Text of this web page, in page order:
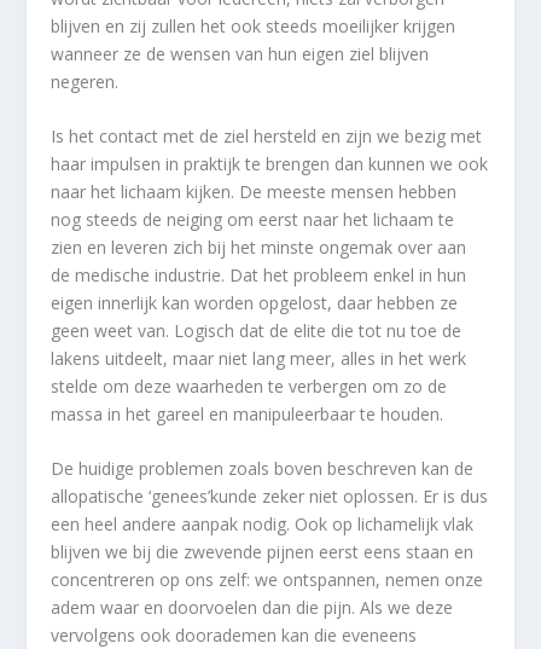
blijven en zij zullen het ook steeds moeilijker krijgen
wanneer ze de wensen van hun eigen ziel blijven
negeren.
Is het contact met de ziel hersteld en zijn we bezig met
haar impulsen in praktijk te brengen dan kunnen we ook
naar het lichaam kijken. De meeste mensen hebben
nog steeds de neiging om eerst naar het lichaam te
zien en leveren zich bij het minste ongemak over aan
de medische industrie. Dat het probleem enkel in hun
eigen innerlijk kan worden opgelost, daar hebben ze
geen weet van. Logisch dat de elite die tot nu toe de
lakens uitdeelt, maar niet lang meer, alles in het werk
stelde om deze waarheden te verbergen om zo de
massa in het gareel en manipuleerbaar te houden.
De huidige problemen zoals boven beschreven kan de
allopatische ‘genees’kunde zeker niet oplossen. Er is dus
een heel andere aanpak nodig. Ook op lichamelijk vlak
blijven we bij die zwevende pijnen eerst eens staan en
concentreren op ons zelf: we ontspannen, nemen onze
adem waar en doorvoelen dan die pijn. Als we deze
vervolgens ook doorademen kan die eveneens